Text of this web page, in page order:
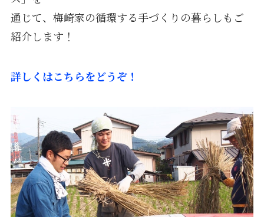
通じて、梅崎家の循環する手づくりの暮らしもご
紹介します！
詳しくはこちらをどうぞ！